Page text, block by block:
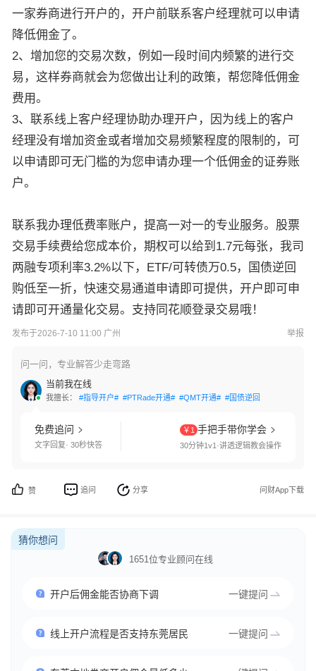
一家券商进行开户的，开户前联系客户经理就可以申请
降低佣金了。
2、增加您的交易次数，例如一段时间内频繁的进行交
易，这样券商就会为您做出让利的政策，帮您降低佣金
费用。
3、联系线上客户经理协助办理开户，因为线上的客户
经理没有增加资金或者增加交易频繁程度的限制的，可
以申请即可无门槛的为您申请办理一个低佣金的证券账
户。
联系我办理低费率账户，提高一对一的专业服务。股票
交易手续费给您成本价，期权可以给到1.7元每张，我司
两融专项利率3.2%以下，ETF/可转债万0.5，国债逆回
购低至一折，快速交易通道申请即可提供，开户即可申
请即可开通量化交易。支持同花顺登录交易哦！
发布于2026-7-10 11:00 广州 举报
问一问，专业解答少走弯路
当前我在线
我擅长： #指导开户# #PTRade开通# #QMT开通# #国债逆回购#
免费追问
文字回复· 30秒快答
￥1 手把手带你学会
30分钟1v1·讲透逻辑教会操作
赞 追问 分享 问财App下载
猜你想问
1651位专业顾问在线
开户后佣金能否协商下调 一键提问
线上开户流程是否支持东莞居民 一键提问